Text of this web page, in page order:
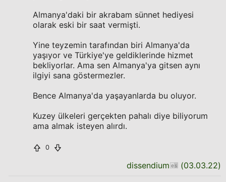
Almanya'daki bir akrabam sünnet hediyesi
olarak eski bir saat vermişti.
Yine teyzemin tarafından biri Almanya'da
yaşıyor ve Türkiye'ye geldiklerinde hizmet
bekliyorlar. Ama sen Almanya'ya gitsen aynı
ilgiyi sana göstermezler.
Bence Almanya'da yaşayanlarda bu oluyor.
Kuzey ülkeleri gerçekten pahalı diye biliyorum
ama almak isteyen alırdı.
0
dissendium (03.03.22)